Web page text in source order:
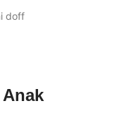
doff